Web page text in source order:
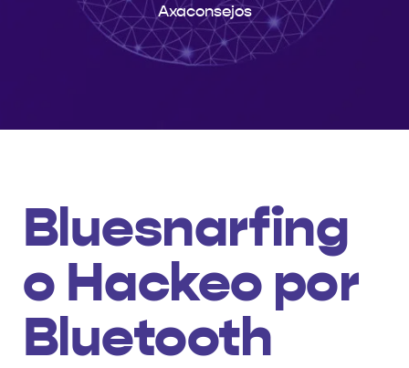
Axaconsejos
Bluesnarfing
o Hackeo por
Bluetooth